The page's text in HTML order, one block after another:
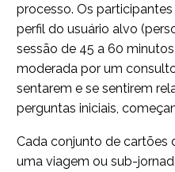
processo. Os
perfil do usuário alvo
sessão de 45 a 60
moderada por um
sentarem e se sentirem
perguntas iniciais,
Cada conjunto de cartões
uma viagem ou sub-